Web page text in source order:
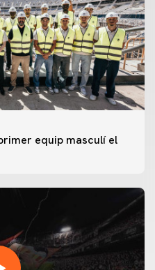
equip masculí el